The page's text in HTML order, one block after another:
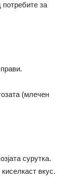
потребите за
(млечен
сурутка.
вкус.